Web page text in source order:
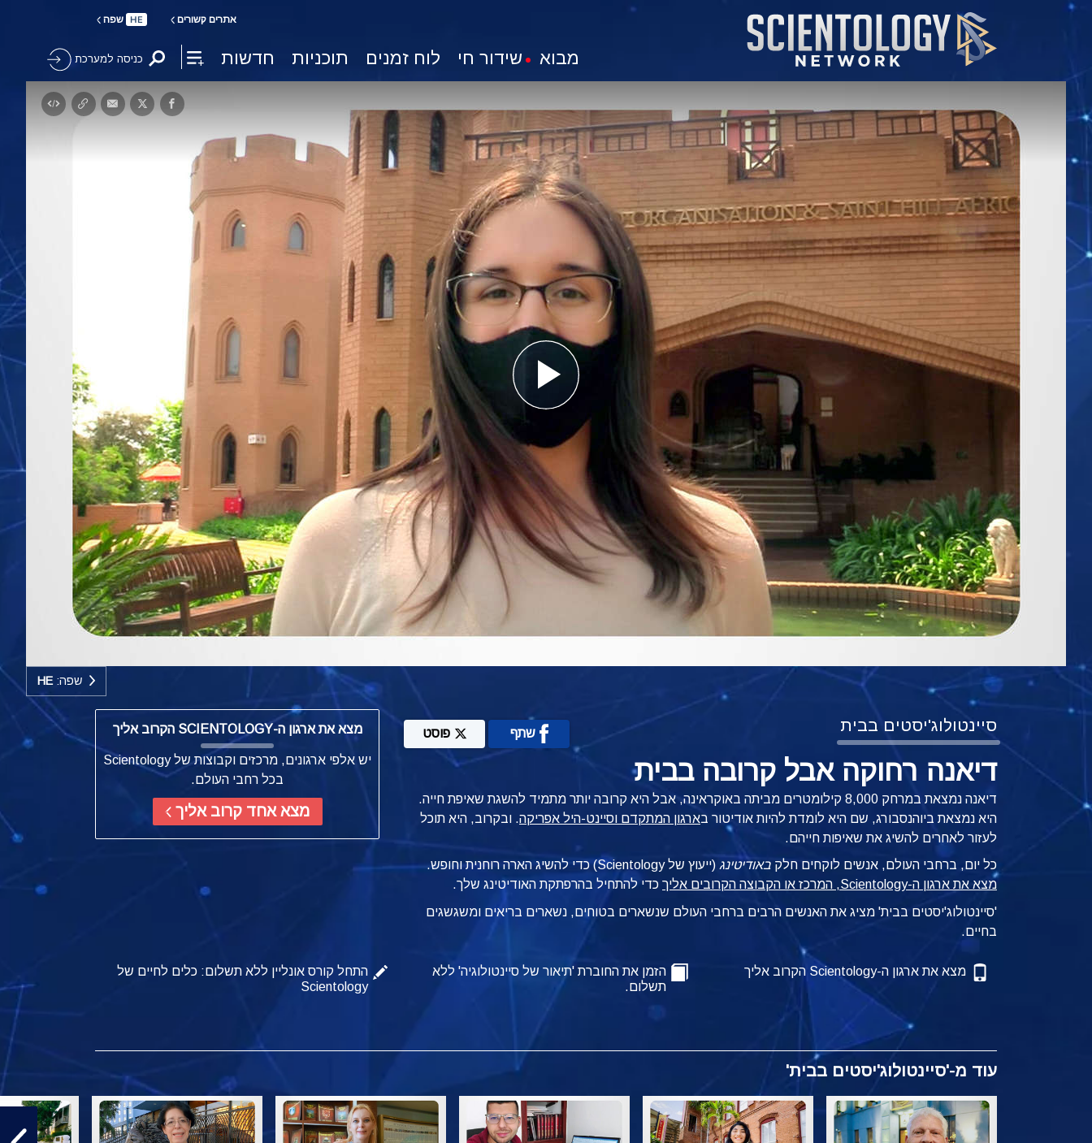
אתרים קשורים HE שפה
מבוא שידור חי לוח זמנים תוכניות חדשות כניסה למערכת
Play
Video
שפה:HE
סיינטולוג'יסטים בבית שתף פוסט
דיאנה רחוקה אבל קרובה בבית
דיאנה נמצאת במרחק 8,000 קילומטרים מביתה באוקראינה, אבל היא קרובה יותר מתמיד להשגת שאיפת חייה.
היא נמצאת ביוהנסבורג, שם היא לומדת להיות אודיטור בארגון המתקדם וסיינט-היל אפריקה. ובקרוב, היא תוכל
לעזור לאחרים להשיג את שאיפות חייהם.
כל יום, ברחבי העולם, אנשים לוקחים חלק באודיטינג (ייעוץ של Scientology) כדי להשיג הארה רוחנית וחופש.
מצא את ארגון ה-Scientology, המרכז או הקבוצה הקרובים אליך
כדי להתחיל בהרפתקת האודיטינג שלך.
'סיינטולוג'יסטים בבית' מציג את האנשים הרבים ברחבי העולם שנשארים בטוחים, נשארים בריאים ומשגשגים
בחיים.
מצא את ארגון ה-SCIENTOLOGY הקרוב אליך
יש אלפי ארגונים, מרכזים וקבוצות של Scientology
בכל רחבי העולם.
מצא אחד קרוב אליך
מצא את ארגון ה-Scientology הקרוב אליך
הזמן את החוברת 'תיאור של סיינטולוגיה' ללא
תשלום.
התחל קורס אונליין ללא תשלום: כלים לחיים של
Scientology
עוד מ-'סיינטולוג'יסטים בבית'